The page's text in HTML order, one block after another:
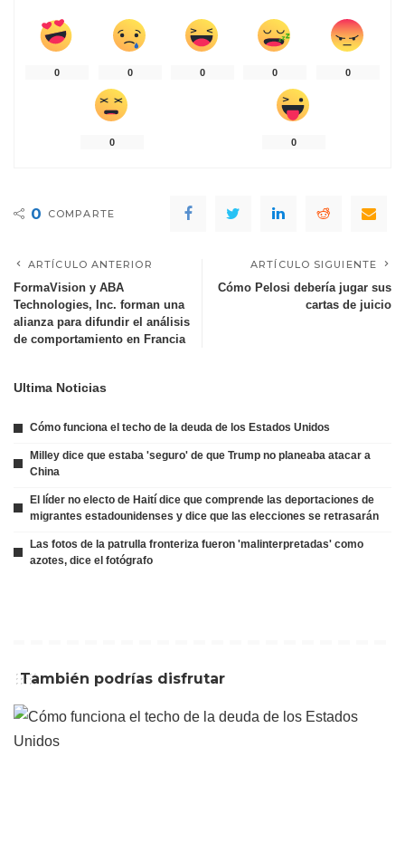
0 0 0 0 0
0 0
0 COMPARTE
ARTÍCULO ANTERIOR
FormaVision y ABA
Technologies, Inc. forman una
alianza para difundir el análisis
de comportamiento en Francia
ARTÍCULO SIGUIENTE
Cómo Pelosi debería jugar sus
cartas de juicio
Ultima Noticias
Cómo funciona el techo de la deuda de los Estados Unidos
Milley dice que estaba 'seguro' de que Trump no planeaba atacar a
China
El líder no electo de Haití dice que comprende las deportaciones de
migrantes estadounidenses y dice que las elecciones se retrasarán
Las fotos de la patrulla fronteriza fueron 'malinterpretadas' como
azotes, dice el fotógrafo
También podrías disfrutar